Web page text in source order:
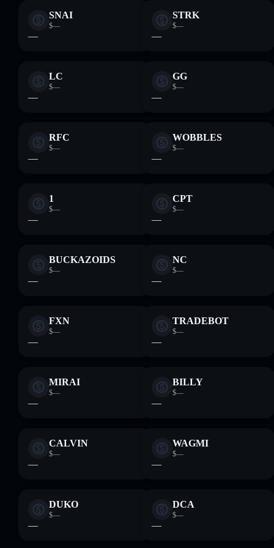
SNAI
$—
—
STRK
$—
—
LC
$—
—
GG
$—
—
RFC
$—
—
WOBBLES
$—
—
1
$—
—
CPT
$—
—
BUCKAZOIDS
$—
—
NC
$—
—
FXN
$—
—
TRADEBOT
$—
—
MIRAI
$—
—
BILLY
$—
—
CALVIN
$—
—
WAGMI
$—
—
DUKO
$—
—
DCA
$—
—